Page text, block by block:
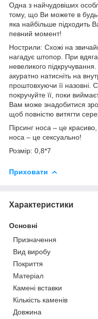
Одна з найчудовіших
тому, що Ви можете в
яка найбільше підходить
певний момент!
Нострили: Схожі на
нагадує штопор. При
невеликого
акуратно натисніть на
проштовхуючи її назовні.
покручуйте її, поки
Вам може знадобитися
щоб повністю витягти
Пірсинг носа – це
носа – це сексуально!
Розмір: 0,8*7
Приховати
Характеристики
Основні
Призначення
Вид виробу
Покриття
Матеріал
Камені вставки
Кількість каменів
Довжина